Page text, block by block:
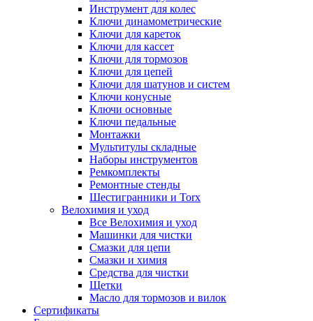
Инструмент для колес
Ключи динамометрические
Ключи для кареток
Ключи для кассет
Ключи для тормозов
Ключи для цепей
Ключи для шатунов и систем
Ключи конусные
Ключи основные
Ключи педальные
Монтажки
Мультитулы складные
Наборы инструментов
Ремкомплекты
Ремонтные стенды
Шестигранники и Torx
Велохимия и уход
Все Велохимия и уход
Машинки для чистки
Смазки для цепи
Смазки и химия
Средства для чистки
Щетки
Масло для тормозов и вилок
Сертификаты